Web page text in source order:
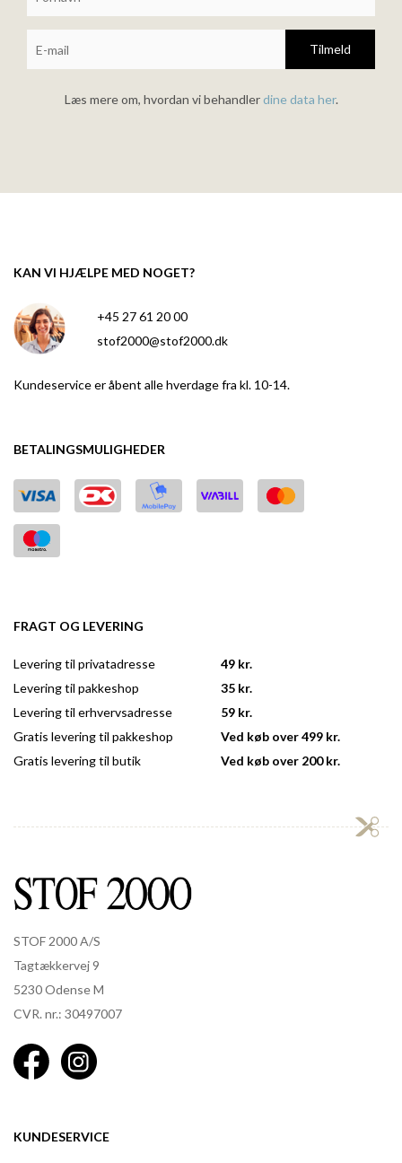
Tilmeld
Læs mere om, hvordan vi behandlerdine data her.
KAN VI HJÆLPE MED NOGET?
+45 27 61 20 00
stof2000@stof2000.dk
Kundeservice er åbent alle hverdage fra kl. 10-14.
BETALINGSMULIGHEDER
FRAGT OG LEVERING
Levering til privatadresse
Levering til pakkeshop
Levering til erhvervsadresse
Gratis levering til pakkeshop
Gratis levering til butik
49 kr.
35 kr.
59 kr.
Ved køb over 499 kr.
Ved køb over 200 kr.
STOF 2000 A/S
Tagtækkervej 9
5230 Odense M
CVR. nr.: 30497007
KUNDESERVICE